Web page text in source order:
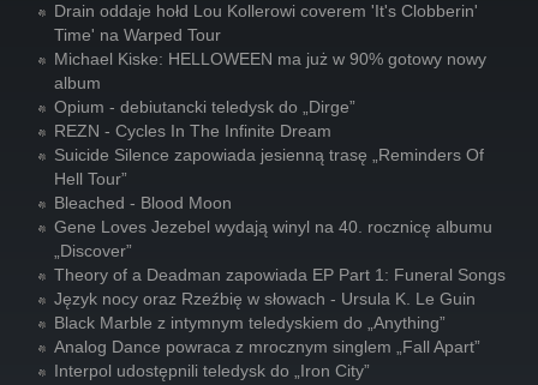
Drain oddaje hołd Lou Kollerowi coverem 'It's Clobberin'
Time' na Warped Tour
Michael Kiske: HELLOWEEN ma już w 90% gotowy nowy
album
Opium - debiutancki teledysk do „Dirge”
REZN - Cycles In The Infinite Dream
Suicide Silence zapowiada jesienną trasę „Reminders Of
Hell Tour”
Bleached - Blood Moon
Gene Loves Jezebel wydają winyl na 40. rocznicę albumu
„Discover”
Theory of a Deadman zapowiada EP Part 1: Funeral Songs
Język nocy oraz Rzeźbię w słowach - Ursula K. Le Guin
Black Marble z intymnym teledyskiem do „Anything”
Analog Dance powraca z mrocznym singlem „Fall Apart”
Interpol udostępnili teledysk do „Iron City”